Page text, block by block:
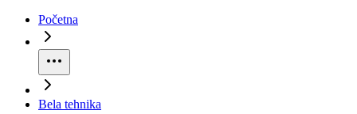
Početna
Bela tehnika